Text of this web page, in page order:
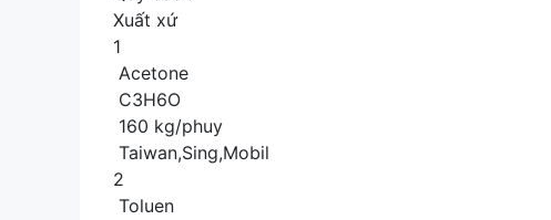
Xuất xứ
1
Acetone
C3H6O
160 kg/phuy
Taiwan,Sing,Mobil
2
Toluen